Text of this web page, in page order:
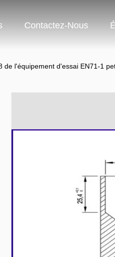
Contactez-Nous
de l'équipement d'essai EN71-1